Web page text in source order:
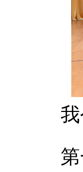
我今
第一